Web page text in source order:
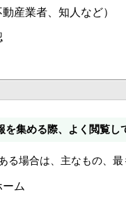
産業者、知人など）
を集める際、よく閲覧し
る場合は、主なもの、
ム